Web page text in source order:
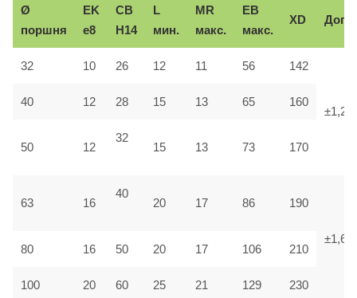
Ø
поршня
EK
e8
CB
H14
L
мин.
MR
макс.
EB
макс.
XD Доп.
32 10 26 12 11 56 142
±1,25
40 12 28 15 13 65 160
50 12
32
15 13 73 170
63 16
40
20 17 86 190
±1,6
80 16 50 20 17 106 210
100 20 60 25 21 129 230